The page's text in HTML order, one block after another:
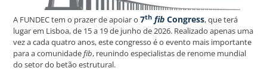
A FUNDEC tem o prazer de apoiar o7th fib Congress, que terá
lugar em Lisboa, de 15 a 19 de junho de 2026. Realizado apenas uma
vez a cada quatro anos, este congresso é o evento mais importante
para a comunidadefib, reunindo especialistas de renome mundial
do setor do betão estrutural.